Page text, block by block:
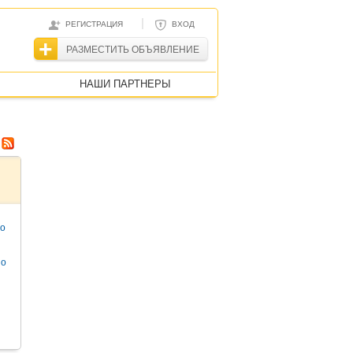
РЕГИСТРАЦИЯ | ВХОД
РАЗМЕСТИТЬ ОБЪЯВЛЕНИЕ
НАШИ ПАРТНЕРЫ